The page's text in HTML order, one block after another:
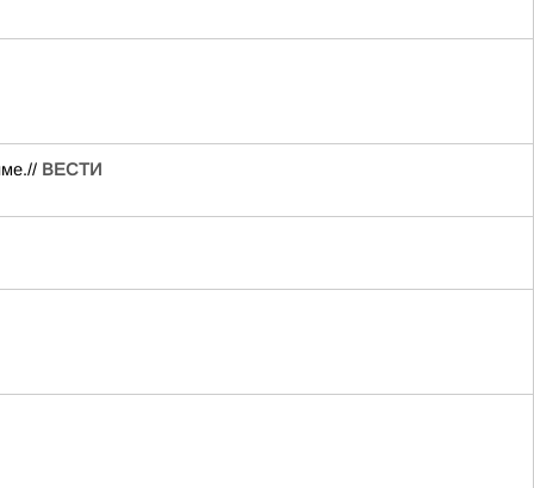
ВЕСТИ